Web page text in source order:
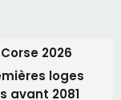
corses
vendeur de